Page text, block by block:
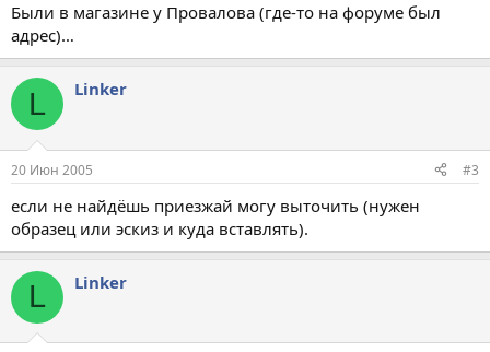
Были в магазине у Провалова (где-то на форуме был
адрес)…
L Linker
20 Июн 2005 #3
если не найдёшь приезжай могу выточить (нужен
образец или эскиз и куда вставлять).
L Linker